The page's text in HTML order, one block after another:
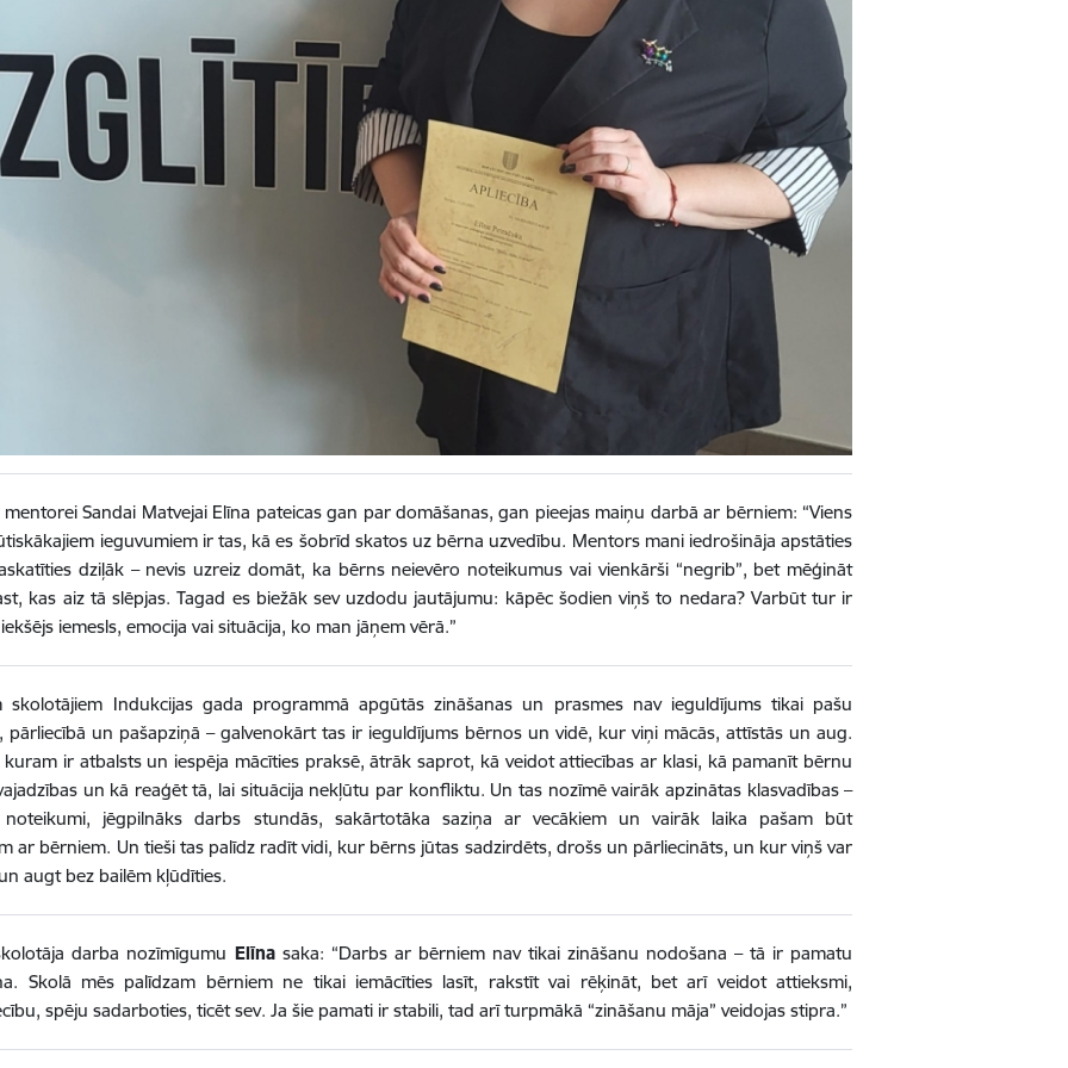
mentorei Sandai Matvejai Elīna pateicas gan par domāšanas, gan pieejas maiņu darbā ar bērniem: “Viens
ieguvumiem ir tas, kā es šobrīd skatos uz bērna uzvedību. Mentors mani iedrošināja apstāties
dziļāk – nevis uzreiz domāt, ka bērns neievēro noteikumus vai vienkārši “negrib”, bet mēģināt
kas aiz tā slēpjas. Tagad es biežāk sev uzdodu jautājumu: kāpēc šodien viņš to nedara? Varbūt tur ir
iemesls, emocija vai situācija, ko man jāņem vērā.”
skolotājiem Indukcijas gada programmā apgūtās zināšanas un prasmes nav ieguldījums tikai pašu
pārliecībā un pašapziņā – galvenokārt tas ir ieguldījums bērnos un vidē, kur viņi mācās, attīstās un aug.
kuram ir atbalsts un iespēja mācīties praksē, ātrāk saprot, kā veidot attiecības ar klasi, kā pamanīt bērnu
un kā reaģēt tā, lai situācija nekļūtu par konfliktu. Un tas nozīmē vairāk apzinātas klasvadības –
noteikumi, jēgpilnāks darbs stundās, sakārtotāka saziņa ar vecākiem un vairāk laika pašam būt
ar bērniem. Un tieši tas palīdz radīt vidi, kur bērns jūtas sadzirdēts, drošs un pārliecināts, un kur viņš var
augt bez bailēm kļūdīties.
darba nozīmīgumu Elīnasaka: “Darbs ar bērniem nav tikai zināšanu nodošana – tā ir pamatu
Skolā mēs palīdzam bērniem ne tikai iemācīties lasīt, rakstīt vai rēķināt, bet arī veidot attieksmi,
spēju sadarboties, ticēt sev. Ja šie pamati ir stabili, tad arī turpmākā “zināšanu māja” veidojas stipra.”